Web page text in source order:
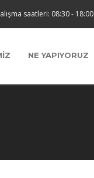
saatleri: 08:30 - 18:00
NE YAPIYORUZ